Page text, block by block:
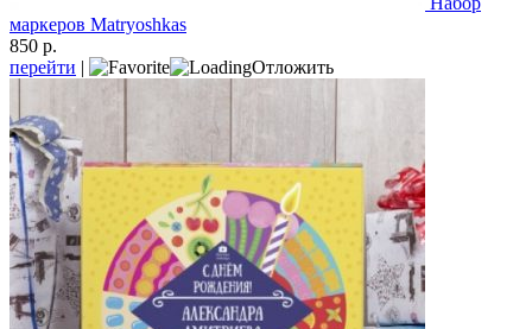
маркеров Matryoshkas
850 р.
перейти | Отложить